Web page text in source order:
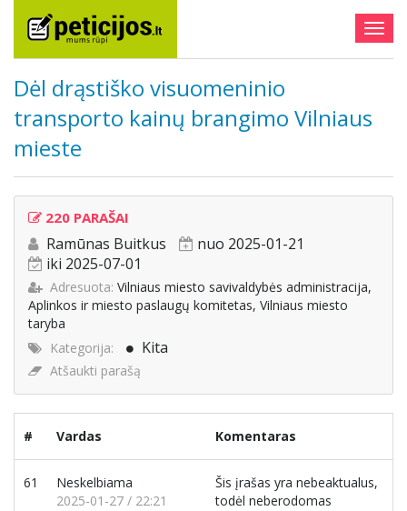
Dėl drąstiško visuomeninio
transporto kainų brangimo Vilniaus
mieste
220 PARAŠAI
Ramūnas Buitkus
nuo 2025-01-21
iki 2025-07-01
Adresuota: Vilniaus miesto savivaldybės administracija,
Aplinkos ir miesto paslaugų komitetas, Vilniaus miesto
taryba
Kategorija:
Kita
Atšaukti parašą
# Vardas Komentaras
61
Neskelbiama
2025-01-27 / 22:21
Šis įrašas yra nebeaktualus,
todėl neberodomas